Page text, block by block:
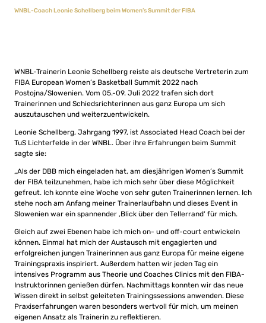
WNBL-Coach Leonie Schellberg beim Women’s Summit der FIBA
WNBL-Trainerin Leonie Schellberg reiste als deutsche Vertreterin zum
FIBA European Women’s Basketball Summit 2022 nach
Postojna/Slowenien. Vom 05.-09. Juli 2022 trafen sich dort
Trainerinnen und Schiedsrichterinnen aus ganz Europa um sich
auszutauschen und weiterzuentwickeln.
Leonie Schellberg, Jahrgang 1997, ist Associated Head Coach bei der
TuS Lichterfelde in der WNBL. Über ihre Erfahrungen beim Summit
sagte sie:
„Als der DBB mich eingeladen hat, am diesjährigen Women’s Summit
der FIBA teilzunehmen, habe ich mich sehr über diese Möglichkeit
gefreut. Ich konnte eine Woche von sehr guten Trainerinnen lernen. Ich
stehe noch am Anfang meiner Trainerlaufbahn und dieses Event in
Slowenien war ein spannender ‚Blick über den Tellerrand‘ für mich.
Gleich auf zwei Ebenen habe ich mich on- und off-court entwickeln
können. Einmal hat mich der Austausch mit engagierten und
erfolgreichen jungen Trainerinnen aus ganz Europa für meine eigene
Trainingspraxis inspiriert. Außerdem hatten wir jeden Tag ein
intensives Programm aus Theorie und Coaches Clinics mit den FIBA-
Instruktorinnen genießen dürfen. Nachmittags konnten wir das neue
Wissen direkt in selbst geleiteten Trainingssessions anwenden. Diese
Praxiserfahrungen waren besonders wertvoll für mich, um meinen
eigenen Ansatz als Trainerin zu reflektieren.